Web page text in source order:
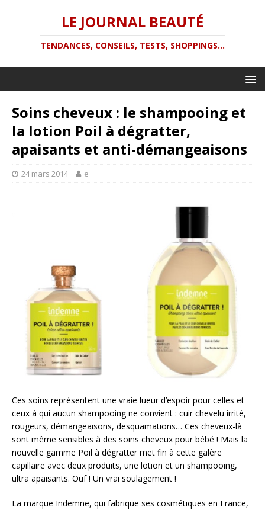
LE JOURNAL BEAUTÉ
TENDANCES, CONSEILS, TESTS, SHOPPINGS...
Soins cheveux : le shampooing et
la lotion Poil à dégratter,
apaisants et anti-démangeaisons
24 mars 2014 e
Ces soins représentent une vraie lueur d’espoir pour celles et
ceux à qui aucun shampooing ne convient : cuir chevelu irrité,
rougeurs, démangeaisons, desquamations… Ces cheveux-là
sont même sensibles à des soins cheveux pour bébé ! Mais la
nouvelle gamme Poil à dégratter met fin à cette galère
capillaire avec deux produits, une lotion et un shampooing,
ultra apaisants. Ouf ! Un vrai soulagement !
La marque Indemne, qui fabrique ses cosmétiques en France,